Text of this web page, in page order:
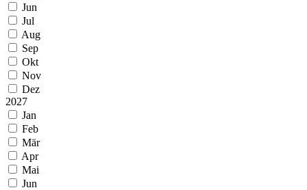
Jun
Jul
Aug
Sep
Okt
Nov
Dez
2027
Jan
Feb
Mär
Apr
Mai
Jun